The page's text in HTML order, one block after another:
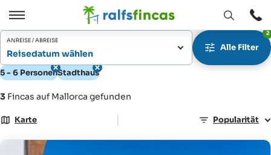
Öffnen
/
Schließen
Fenster
Öffnen
ANREISE / ABREISE
Reisedatum wählen
Alle Filter
2
5 - 6 PersonenStadthaus
3 Fincas auf Mallorca gefunden
Karte | Popularität